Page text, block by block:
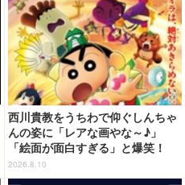
西川貴教をうちわで仰ぐしんちゃ
んの姿に「レアな画やな～♪」
「絵面が面白すぎる」と爆笑！
「クレヨンしんちゃん」が西川貴
教とのコラボ動画を投稿
2026.8.10